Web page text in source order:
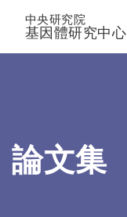
中央研究院
基因體研究中心
論文集